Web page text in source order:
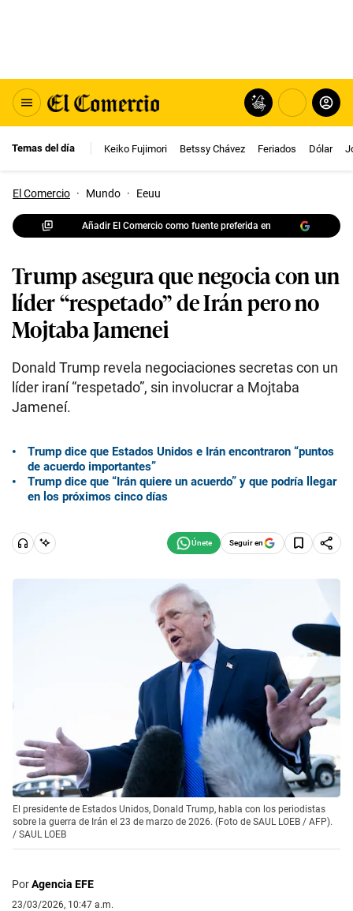
Temas del día Keiko Fujimori Betssy Chávez Feriados Dólar
El Comercio · Mundo · Eeuu
Añadir El Comercio como fuente preferida en
Trump asegura que negocia con un
líder “respetado” de Irán pero no
Mojtaba Jamenei
Donald Trump revela negociaciones secretas con un
líder iraní “respetado”, sin involucrar a Mojtaba
Jameneí.
Trump dice que Estados Unidos e Irán encontraron “puntos
de acuerdo importantes”
Trump dice que “Irán quiere un acuerdo” y que podría llegar
en los próximos cinco días
Seguir en
El presidente de Estados Unidos, Donald Trump, habla con los periodistas
sobre la guerra de Irán el 23 de marzo de 2026. (Foto de SAUL LOEB / AFP).
/ SAUL LOEB
PorAgencia EFE
23/03/2026, 10:47 a.m.